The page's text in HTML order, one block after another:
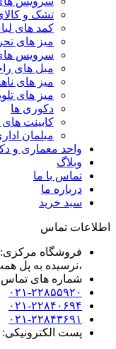
تشک و
کمد های
میز های
سرویس
مبل های
میز های
میز های
دکوری ها
کابینت های
مبلمان
واحد معماری و
وبلاگ
تماس با ما
درباره ما
سبد خرید
اطلاعات تماس
فروشگاه مرکزی:
،نرسیده به پل همت
شماره های
۰۲۱-۲۲۸۵۵۹۲۰
۰۲۱-۲۲۸۴۰۶۹۴
۰۲۱-۲۲۸۴۳۶۹۱
پست الکترونیکی: info[@]kamjachoob.com